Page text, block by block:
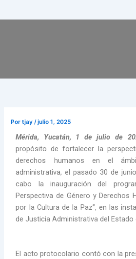
Portjay /julio 1, 2025
Mérida, Yucatán, 1 de julio de
propósito de fortalecer la
derechos humanos en el
administrativa, el pasado 30 de
cabo la inauguración del
Perspectiva de Género y Derechos
por la Cultura de la Paz”, en las
de Justicia Administrativa del Estado
El acto protocolario contó con la